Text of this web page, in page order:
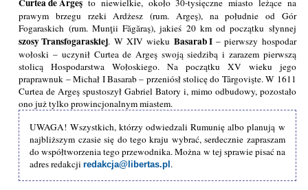
to niewielkie, około 30-tysięczne miasto leżące na
prawym brzegu rzeki Ardżesz (rum. Argeş), na południe od Gór
Fogaraskich (rum. Munţii Făgăraş), jakieś 20 km od początku słynnej
szosy Transfogaraskiej. W XIV wieku Basarab I– pierwszy hospodar
wołoski – uczynił Curtea de Argeş swoją siedzibą i zarazem pierwszą
stolicą Hospodarstwa Wołoskiego. Na początku XV wieku jego
praprawnuk – Michał I Basarab – przeniósł stolicę do Târgovişte. W 1611
Curtea de Argeş spustoszył Gabriel Batory i, mimo odbudowy, pozostało
ono już tylko prowincjonalnym miastem.
UWAGA! Wszystkich, którzy odwiedzali Rumunię albo planują w
najbliższym czasie się do tego kraju wybrać, serdecznie zapraszam
do współtworzenia tego przewodnika. Można w tej sprawie pisać na
adres redakcjiredakcja@libertas.pl.